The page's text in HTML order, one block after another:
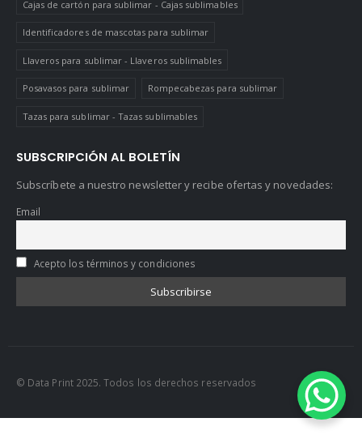
Cajas de cartón para sublimar - Cajas sublimables
Identificadores de mascotas para sublimar
Llaveros para sublimar - Llaveros sublimables
Posavasos para sublimar Rompecabezas para sublimar
Tazas para sublimar - Tazas sublimables
SUBSCRIPCIÓN AL BOLETÍN
Subscríbete a nuestro newsletter y recibe ofertas y novedades:
Email
Acepto los términos y condiciones
© Data Print 2025. Todos los derechos reservados